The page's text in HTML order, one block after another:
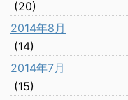
(20)
2014年8月
(14)
2014年7月
(15)